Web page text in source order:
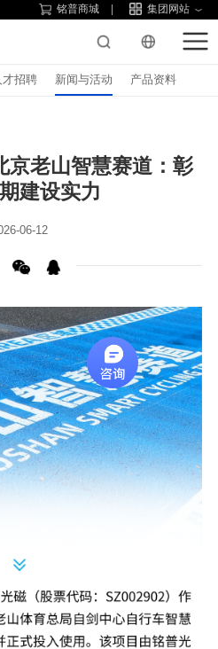
铭普商城 集团网站
才招聘 新闻与活动 产品资料
建设实力
06-12